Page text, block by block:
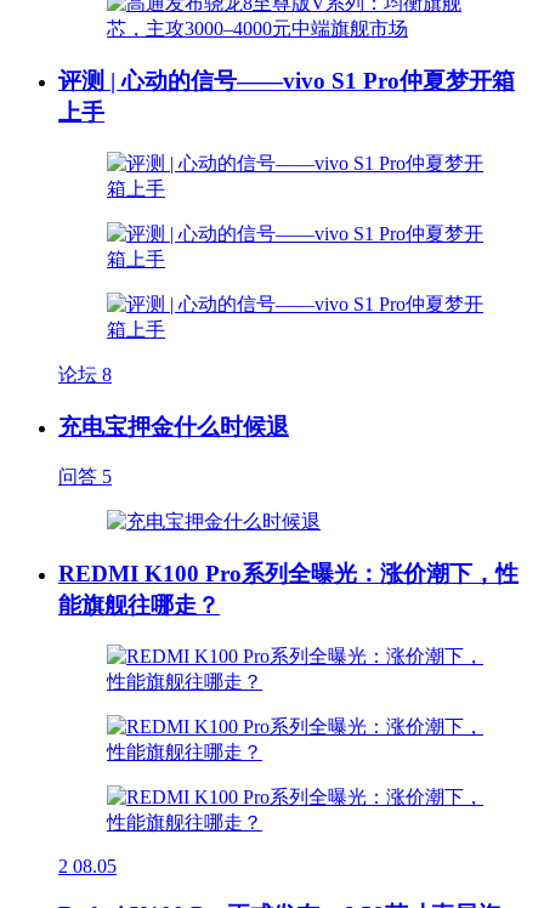
评测 | 心动的信号——vivo S1 Pro仲夏梦开箱
上手
论坛 8
充电宝押金什么时候退
问答 5
REDMI K100 Pro系列全曝光：涨价潮下，性
能旗舰往哪走？
2 08.05